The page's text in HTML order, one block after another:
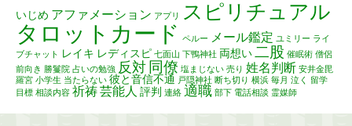
いじめ アファメーション アプリ スピリチュアル
タロットカード ペルー メール鑑定 ユミリー ライ
ブチャット レイキ レディスピ 七面山 下鴨神社 両想い二股 催眠術 僧侶
前向き 勝鬘院 占いの勉強 反対 同僚 塩まじない 売り 姓名判断 安井金毘
羅宮 小学生 当たらない 彼と音信不通 戸隠神社 断ち切り 横浜 毎月 泣く
留学
目標 相談内容 祈祷芸能人 評判 連絡 適職 部下 電話相談 霊媒師